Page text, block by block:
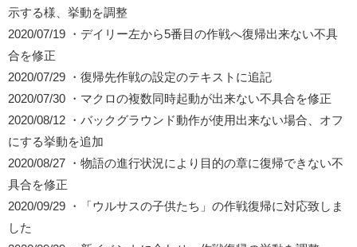
示する様、挙動を調整
2020/07/19 ・デイリー左から5番目の作戦へ復帰出来ない不具
合を修正
2020/07/29 ・復帰先作戦の設定のテキストに追記
2020/07/30 ・マクロの複数同時起動が出来ない不具合を修正
2020/08/12 ・バックグラウンド動作が使用出来ない場合、オフ
にする挙動を追加
2020/08/27 ・物語の進行状況により目的の章に復帰できない不
具合を修正
2020/09/29 ・「ウルサスの子供たち」の作戦復帰に対応致しま
した